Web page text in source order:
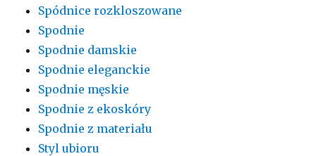
Spódnice rozkloszowane
Spodnie
Spodnie damskie
Spodnie eleganckie
Spodnie męskie
Spodnie z ekoskóry
Spodnie z materiału
Styl ubioru